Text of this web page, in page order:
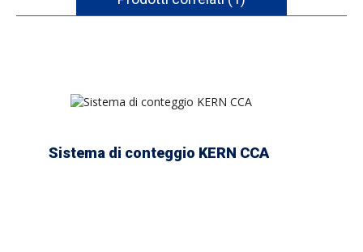
Sistema di conteggio KERN CCA